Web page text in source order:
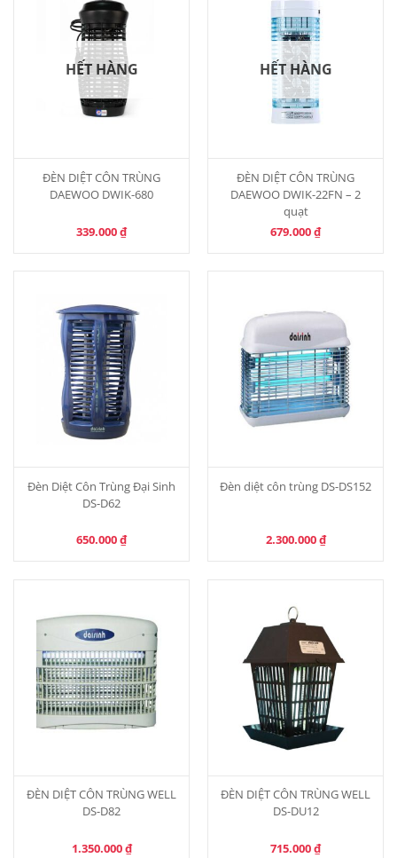
HẾT HÀNG
ĐÈN DIỆT CÔN TRÙNG
DAEWOO DWIK-680
339.000₫
HẾT HÀNG
ĐÈN DIỆT CÔN TRÙNG
DAEWOO DWIK-22FN – 2
quạt
679.000₫
Đèn Diệt Côn Trùng Đại Sinh
DS-D62
650.000₫
Đèn diệt côn trùng DS-DS152
2.300.000₫
ĐÈN DIỆT CÔN TRÙNG WELL
DS-D82
1.350.000₫
ĐÈN DIỆT CÔN TRÙNG WELL
DS-DU12
715.000₫